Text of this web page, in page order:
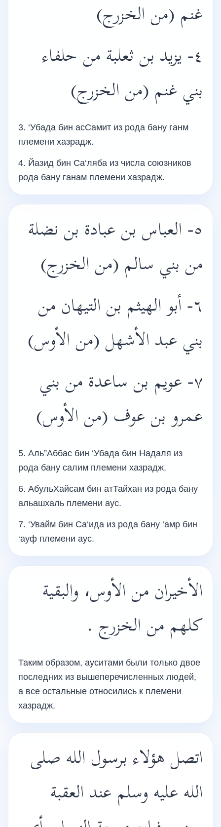
غنم (من الخزرج)
٤- يزيد بن ثعلبة من حلفاء
بني غنم (من الخزرج)
3. ‘Убада бин асСамит из рода бану ганм
племени хазрадж.
4. Йазид бин Са‘ляба из числа союзников
рода бану ганам племени хазрадж.
٥- العباس بن عبادة بن نضلة
من بني سالم (من الخزرج)
٦- أبو الهيثم بن التيهان من
بني عبد الأشهل (من الأوس)
٧- عويم بن ساعدة من بني
عمرو بن عوف (من الأوس)
5. Аль”Аббас бин ‘Убада бин Надаля из
рода бану салим племени хазрадж.
6. АбульХайсам бин атТайхан из рода бану
альашхаль племени аус.
7. ‘Увайм бин Са‘ида из рода бану ‘амр бин
‘ауф племени аус.
الأخيران من الأوس، والبقية
كلهم من الخزرج .
Таким образом, ауситами были только двое
последних из вышеперечисленных людей,
а все остальные относились к племени
хазрадж.
اتصل هؤلاء برسول الله صلى
الله عليه وسلم عند العقبة